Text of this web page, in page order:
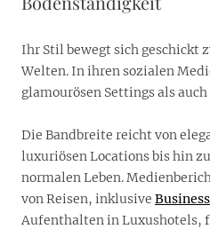
Ihr Stil bewegt sich geschickt
Welten. In ihren sozialen
glamourösen Settings als
Die Bandbreite reicht von
luxuriösen Locations bis hin
normalen Leben.
von Reisen, inklusive
Aufenthalten in Luxushotels,